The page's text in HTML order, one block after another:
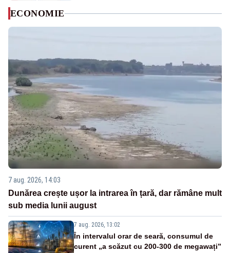
ECONOMIE
7 aug. 2026, 14:03
Dunărea crește ușor la intrarea în țară, dar rămâne mult
sub media lunii august
7 aug. 2026, 13:02
În intervalul orar de seară, consumul de
curent „a scăzut cu 200-300 de megawați”